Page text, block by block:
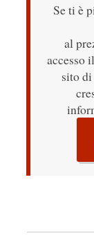
Se ti è
al
accesso
sito